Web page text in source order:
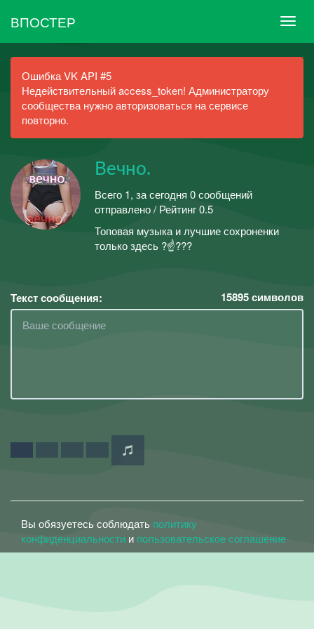
ВПОСТЕР
Ошибка VK API #5
Недействительный access_token! Администратору
сообщества нужно авторизоваться на сервисе
повторно.
Вечно.
Всего 1, за сегодня 0 сообщений
отправлено / Рейтинг 0.5
Топовая музыка и лучшие сохроненки
только здесь ?☝???
Текст сообщения: 15895символов
Вы обязуетесь соблюдать политику
конфиденциальности и пользовательское соглашение